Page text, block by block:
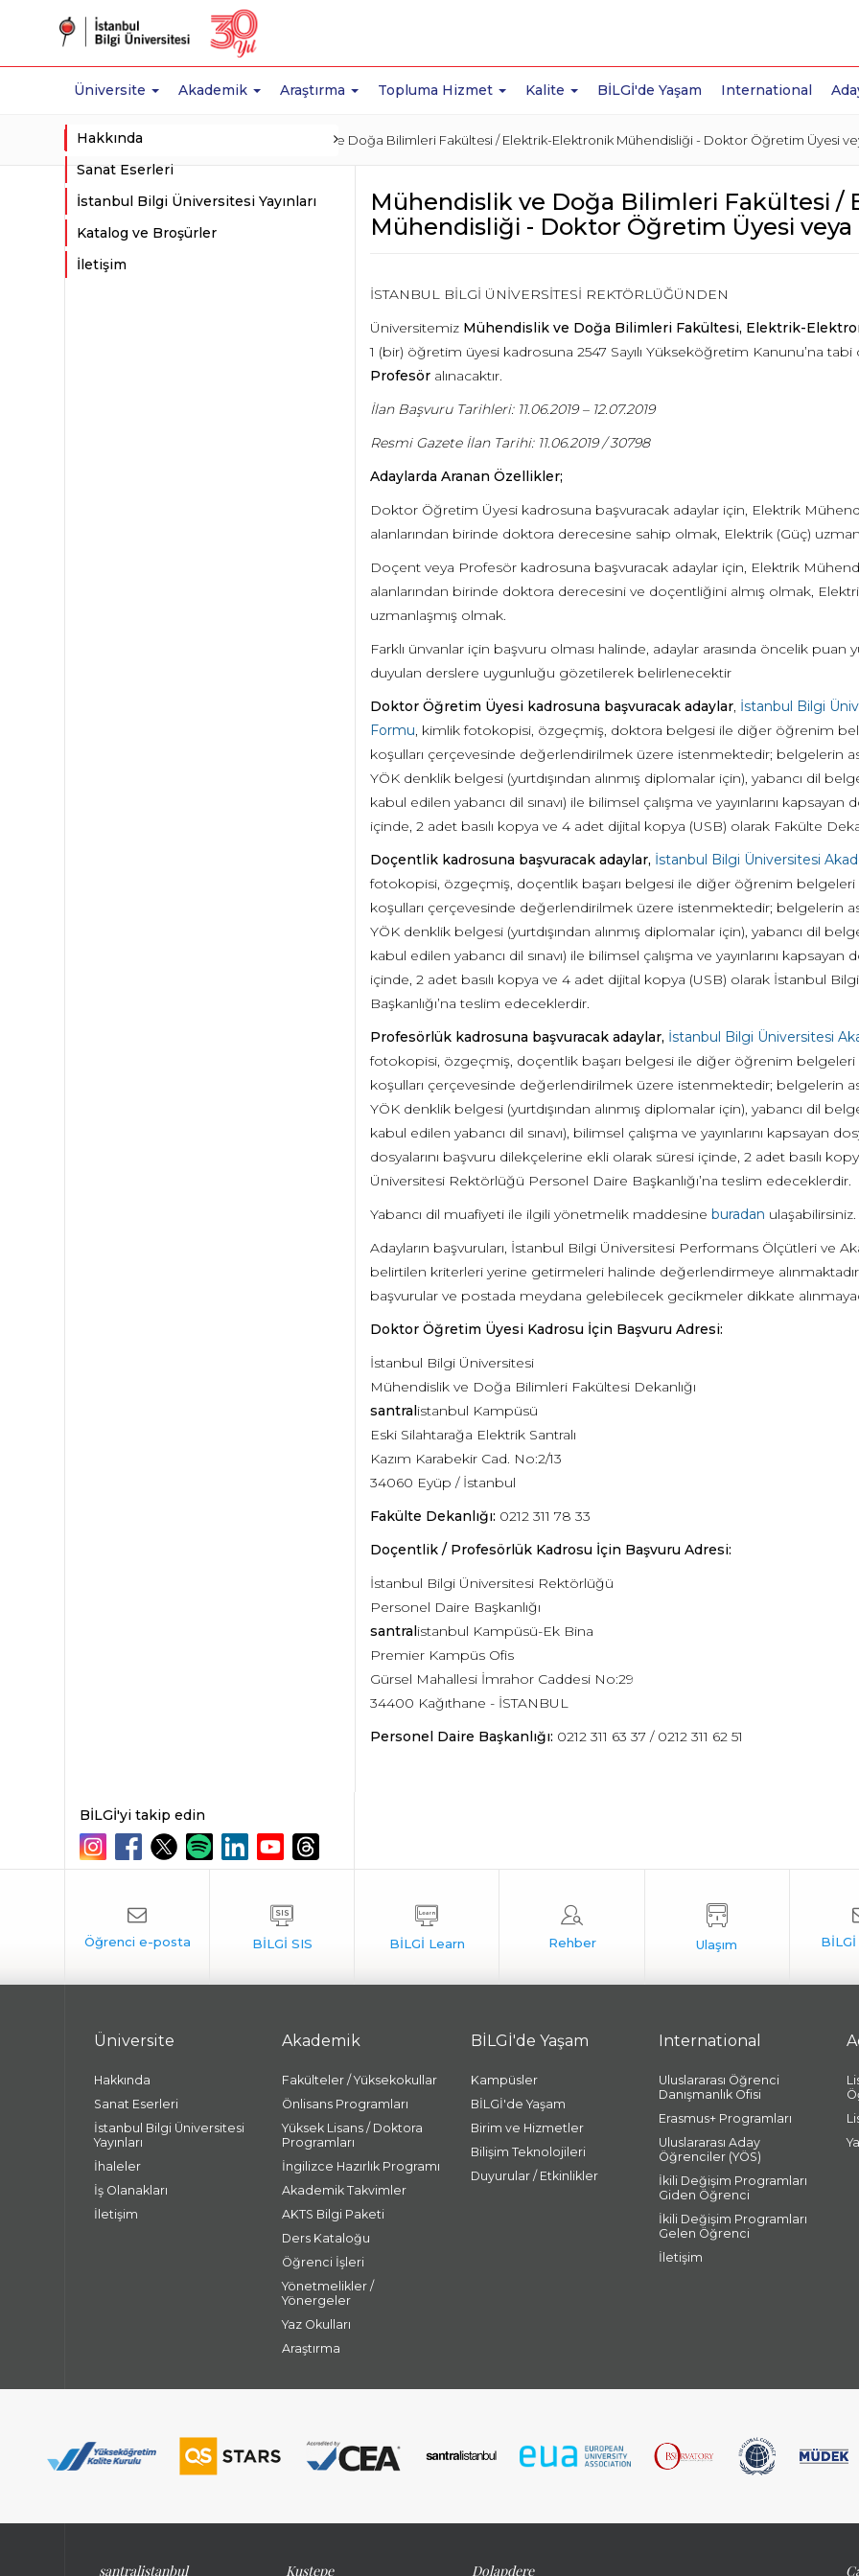
Üniversite Akademik Araştırma Topluma Hizmet Kalite BİLGİ'de Yaşam International
Ana Sayfa Mühendislik ve Doğa Bilimleri Fakültesi / Elektrik-Elektronik Mühendisliği - Doktor Öğretim Üyesi
Hakkında
Sanat Eserleri
İstanbul Bilgi Üniversitesi Yayınları
Katalog ve Broşürler
İletişim
Mühendislik ve Doğa Bilimleri Fakültesi /
Mühendisliği - Doktor Öğretim Üyesi veya
İSTANBUL BİLGİ ÜNİVERSİTESİ REKTÖRLÜĞÜNDEN
Üniversitemiz Mühendislik ve Doğa Bilimleri Fakültesi, Elektrik-
1 (bir) öğretim üyesi kadrosuna 2547 Sayılı Yükseköğretim Kanunu’na tabi
Profesör alınacaktır.
İlan Başvuru Tarihleri: 11.06.2019 – 12.07.2019
Resmi Gazete İlan Tarihi: 11.06.2019 / 30798
Adaylarda Aranan Özellikler;
Doktor Öğretim Üyesi kadrosuna başvuracak adaylar için, Elektrik
alanlarından birinde doktora derecesine sahip olmak, Elektrik (Güç)
Doçent veya Profesör kadrosuna başvuracak adaylar için, Elektrik
alanlarından birinde doktora derecesini ve doçentliğini almış olmak,
uzmanlaşmış olmak.
Farklı ünvanlar için başvuru olması halinde, adaylar arasında öncelik puan
duyulan derslere uygunluğu gözetilerek belirlenecektir
Doktor Öğretim Üyesi kadrosuna başvuracak adaylar, İstanbul Bilgi
Formu, kimlik fotokopisi, özgeçmiş, doktora belgesi ile diğer öğrenim
koşulları çerçevesinde değerlendirilmek üzere istenmektedir; belgelerin
YÖK denklik belgesi (yurtdışından alınmış diplomalar için), yabancı dil
kabul edilen yabancı dil sınavı) ile bilimsel çalışma ve yayınlarını
içinde, 2 adet basılı kopya ve 4 adet dijital kopya (USB) olarak Fakülte
Doçentlik kadrosuna başvuracak adaylar, İstanbul Bilgi Üniversitesi
fotokopisi, özgeçmiş, doçentlik başarı belgesi ile diğer öğrenim
koşulları çerçevesinde değerlendirilmek üzere istenmektedir; belgelerin
YÖK denklik belgesi (yurtdışından alınmış diplomalar için), yabancı dil
kabul edilen yabancı dil sınavı) ile bilimsel çalışma ve yayınlarını
içinde, 2 adet basılı kopya ve 4 adet dijital kopya (USB) olarak İstanbul
Başkanlığı’na teslim edeceklerdir.
Profesörlük kadrosuna başvuracak adaylar, İstanbul Bilgi Üniversitesi
fotokopisi, özgeçmiş, doçentlik başarı belgesi ile diğer öğrenim
koşulları çerçevesinde değerlendirilmek üzere istenmektedir; belgelerin
YÖK denklik belgesi (yurtdışından alınmış diplomalar için), yabancı dil
kabul edilen yabancı dil sınavı), bilimsel çalışma ve yayınlarını kapsayan
dosyalarını başvuru dilekçelerine ekli olarak süresi içinde, 2 adet basılı
Üniversitesi Rektörlüğü Personel Daire Başkanlığı’na teslim edeceklerdir.
Yabancı dil muafiyeti ile ilgili yönetmelik maddesine buradan ulaşabilirsiniz.
Adayların başvuruları, İstanbul Bilgi Üniversitesi Performans Ölçütleri ve
belirtilen kriterleri yerine getirmeleri halinde değerlendirmeye
başvurular ve postada meydana gelebilecek gecikmeler dikkate
Doktor Öğretim Üyesi Kadrosu İçin Başvuru Adresi:
İstanbul Bilgi Üniversitesi
Mühendislik ve Doğa Bilimleri Fakültesi Dekanlığı
santralistanbul Kampüsü
Eski Silahtarağa Elektrik Santralı
Kazım Karabekir Cad. No:2/13
34060 Eyüp / İstanbul
Fakülte Dekanlığı: 0212 311 78 33
Doçentlik / Profesörlük Kadrosu İçin Başvuru Adresi:
İstanbul Bilgi Üniversitesi Rektörlüğü
Personel Daire Başkanlığı
santralistanbul Kampüsü-Ek Bina
Premier Kampüs Ofis
Gürsel Mahallesi İmrahor Caddesi No:29
34400 Kağıthane - İSTANBUL
Personel Daire Başkanlığı: 0212 311 63 37 / 0212 311 62 51
BİLGİ'yi takip edin
Üniversite
Hakkında
Sanat Eserleri
İstanbul Bilgi Üniversitesi
Yayınları
İhaleler
İş Olanakları
İletişim
Akademik
Fakülteler / Yüksekokullar
Önlisans Programları
Yüksek Lisans / Doktora
Programları
İngilizce Hazırlık Programı
Akademik Takvimler
AKTS Bilgi Paketi
Ders Kataloğu
Öğrenci İşleri
Yönetmelikler /
Yönergeler
Yaz Okulları
Araştırma
BİLGİ'de Yaşam
Kampüsler
BİLGİ'de Yaşam
Birim ve Hizmetler
Bilişim Teknolojileri
Duyurular / Etkinlikler
International
Uluslararası Öğrenci
Danışmanlık Ofisi
Erasmus+ Programları
Uluslararası Aday
Öğrenciler (YÖS)
İkili Değişim Programları
Giden Öğrenci
İkili Değişim Programları
Gelen Öğrenci
İletişim
santralistanbul Kuştepe Dolapdere